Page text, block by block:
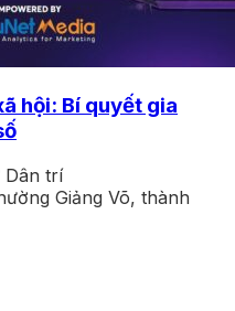
hội: Bí quyết gia
Dân trí
Giảng Võ, thành